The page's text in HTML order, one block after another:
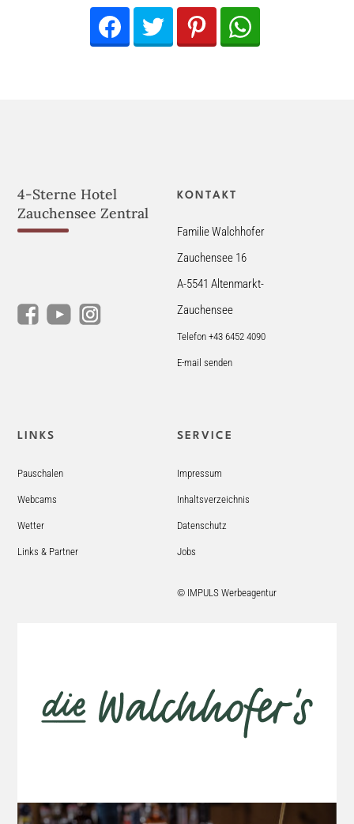
Facebook Twitter Pinterest
4-Sterne Hotel
Zauchensee Zentral
KONTAKT
Familie Walchhofer
Zauchensee 16
A-5541 Altenmarkt-
Zauchensee
Telefon +43 6452 4090
E-mail senden
LINKS
Pauschalen
Webcams
Wetter
Links & Partner
SERVICE
Impressum
Inhaltsverzeichnis
Datenschutz
Jobs
© IMPULS Werbeagentur